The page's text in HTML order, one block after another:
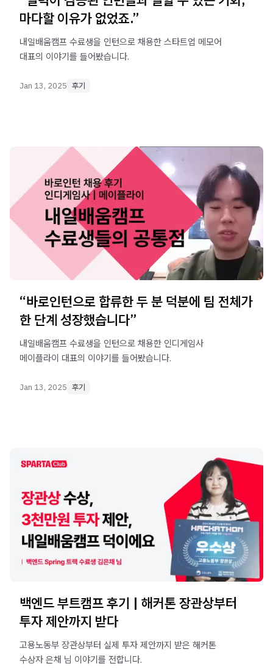
마다할 이유가 없었죠.”
내일배움캠프 수료생을 인턴으로 채용한 스타트업 메모어
대표의 이야기를 들어봤습니다.
Jan 13, 2025 후기
“바로인턴으로 합류한 두 분 덕분에 팀 전체가
한 단계 성장했습니다”
내일배움캠프 수료생을 인턴으로 채용한 인디게임사
메이플라이 대표의 이야기를 들어봤습니다.
Jan 13, 2025 후기
백엔드 부트캠프 후기 | 해커톤 장관상부터
투자 제안까지 받다
고용노동부 장관상부터 실제 투자 제안까지 받은 해커톤
수상자 은채 님 이야기를 전합니다.